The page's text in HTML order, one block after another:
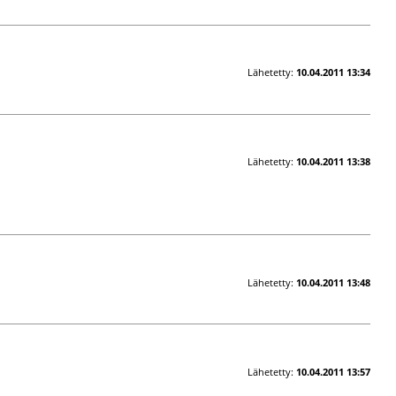
Lähetetty: 10.04.2011 13:34
Lähetetty: 10.04.2011 13:38
Lähetetty: 10.04.2011 13:48
Lähetetty: 10.04.2011 13:57